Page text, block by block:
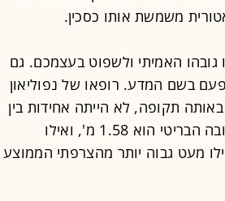
משמשת אותו כסכין.
האמיתי ולשפוט בעצמכם. גם
בשם המדע. רופאו של נפוליאון
5 רגל ו־2 אינצ'ים. אך באותה תקופה, לא הייתה אחידות בין
המידות הצרפתיות לבריטיות. בתרגום לימינו, הגובה הבריטי הוא 1.58 מ', ואילו
ענק, אך אפילו מעט גבוה יותר מהצרפתי הממוצע